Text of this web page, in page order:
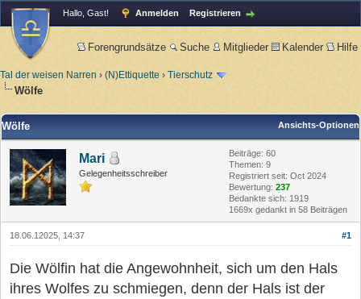
Hallo, Gast! Anmelden Registrieren
Forengrundsätze Suche Mitglieder Kalender Hilfe
Tal der weisen Narren › (N)Ettiquette› Tierschutz
Wölfe
Ansichts-Optionen
Wölfe
Mari
Gelegenheitsschreiber
Beiträge: 60
Themen: 9
Registriert seit: Oct 2024
Bewertung: 237
Bedankte sich: 1919
1669x gedankt in 58 Beiträgen
#1
18.06.12025, 14:37
Die Wölfin hat die Angewohnheit, sich um den Hals
ihres Wolfes zu schmiegen, denn der Hals ist der